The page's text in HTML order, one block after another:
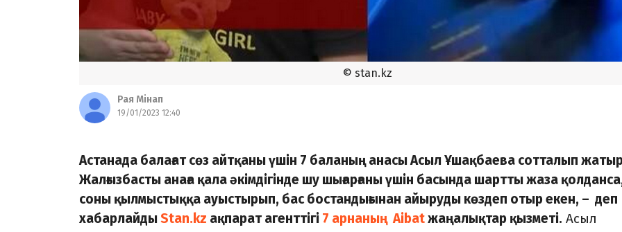
© stan.kz
Рая Мінап
19/01/2023 12:40
Астанада балағат сөз айтқаны үшін 7 баланың анасы Асыл Ұшақбаева сотталып
Жалғызбасты анаға қала әкімдігінде шу шығарғаны үшін басында шартты жаза
соны қылмыстыққа ауыстырып, бас бостандығынан айыруды көздеп отыр екен, – деп
хабарлайдыStan.kz ақпарат агенттігі 7 арнаның Aibatжаңалықтар қызметі. Асыл